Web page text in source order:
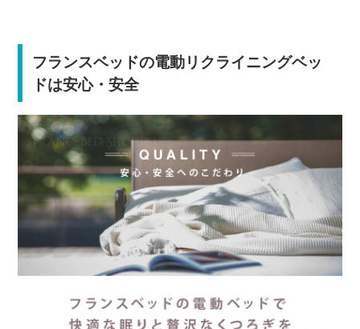
フランスベッドの電動リクライニングベッ
ドは安心・安全